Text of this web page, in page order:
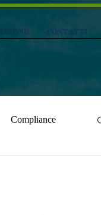
CONTATTI
Compliance